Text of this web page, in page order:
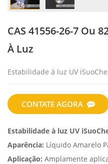
CAS 41556-26-7 Ou
À Luz
Estabilidade à luz UV
CONTATE AGORA
Estabilidade à luz UV
Aparência: Líquido Amarelo
Aplicação: Amplamente